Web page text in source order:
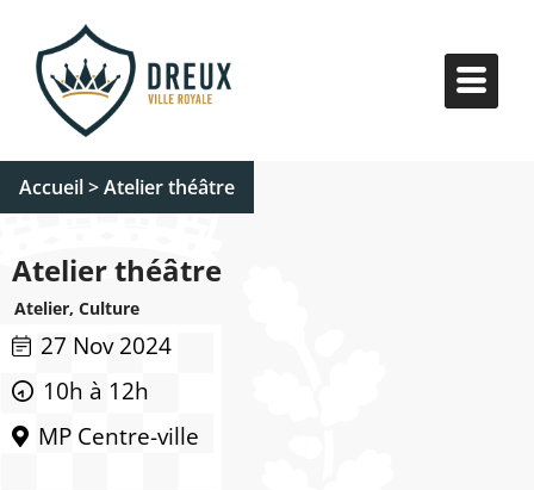
Accueil>Atelier théâtre
Atelier théâtre
Atelier, Culture
27 Nov 2024
10h à 12h
MP Centre-ville